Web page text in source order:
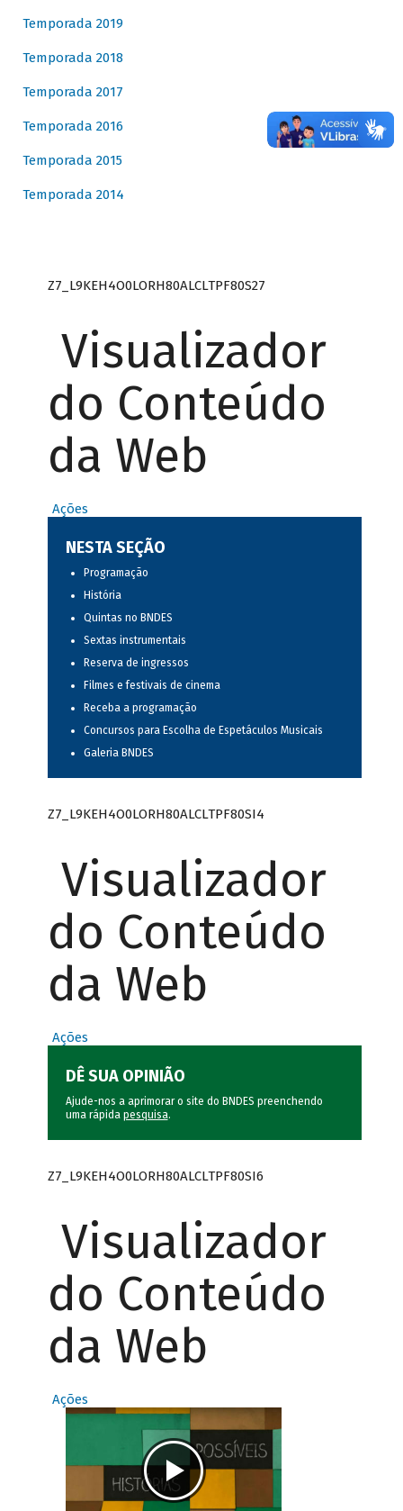
Temporada 2019
Temporada 2018
Temporada 2017
Temporada 2016
Temporada 2015
Temporada 2014
Z7_L9KEH4O0LORH80ALCLTPF80S27
Visualizador
do Conteúdo
da Web
Ações
NESTA SEÇÃO
Programação
História
Quintas no BNDES
Sextas instrumentais
Reserva de ingressos
Filmes e festivais de cinema
Receba a programação
Concursos para Escolha de Espetáculos Musicais
Galeria BNDES
Z7_L9KEH4O0LORH80ALCLTPF80SI4
Visualizador
do Conteúdo
da Web
Ações
DÊ SUA OPINIÃO
Ajude-nos a aprimorar o site do BNDES preenchendo
uma rápida pesquisa.
Z7_L9KEH4O0LORH80ALCLTPF80SI6
Visualizador
do Conteúdo
da Web
Ações